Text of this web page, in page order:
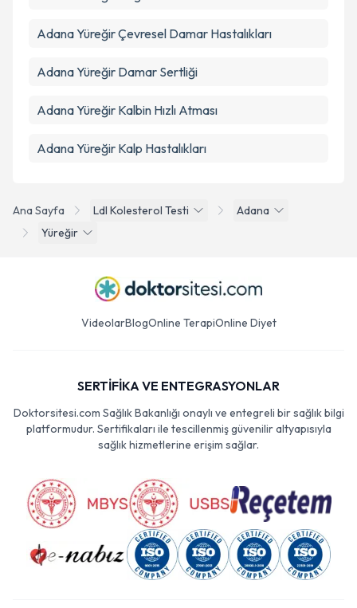
Ana Sayfa Ldl Kolesterol Testi
Adana
Yüreğir
Adana Yüreğir Çevresel Damar Hastalıkları
Adana Yüreğir Damar Sertliği
Adana Yüreğir Kalbin Hızlı Atması
Adana Yüreğir Kalp Hastalıkları
VideolarBlogOnline TerapiOnline Diyet
SERTİFİKA VE ENTEGRASYONLAR
Doktorsitesi.com Sağlık Bakanlığı onaylı ve entegreli bir sağlık bilgi
platformudur. Sertifikaları ile tescillenmiş güvenilir altyapısıyla
sağlık hizmetlerine erişim sağlar.